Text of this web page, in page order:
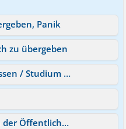
Panik
zu übergeben
Angst funktionieren zu müssen / Studium & Stress
Angst & Panik! Verhalten in der Öffentlichkeit?